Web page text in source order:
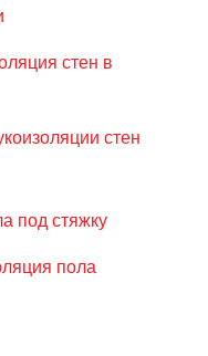
стен в
стен
под стяжку
пола